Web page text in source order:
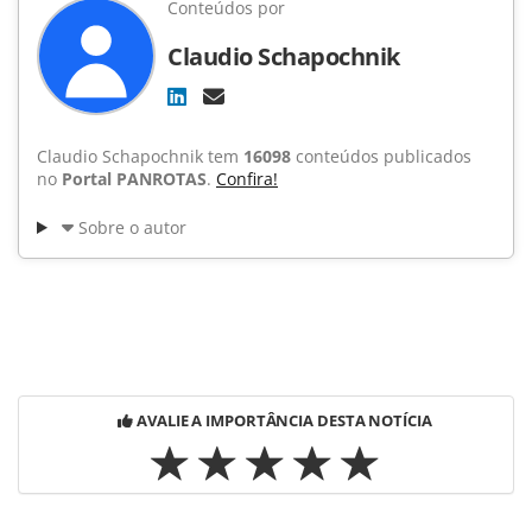
Conteúdos por
Claudio Schapochnik
Claudio Schapochnik tem 16098 conteúdos publicados
no Portal PANROTAS. Confira!
Sobre o autor
AVALIE A IMPORTÂNCIA DESTA NOTÍCIA